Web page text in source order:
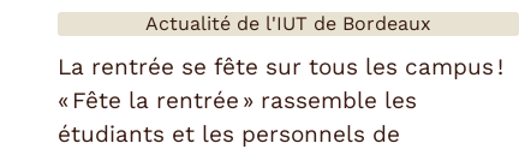
Actualité de l'IUT de Bordeaux
La rentrée se fête sur tous les campus !
« Fête la rentrée » rassemble les
étudiants et les personnels de